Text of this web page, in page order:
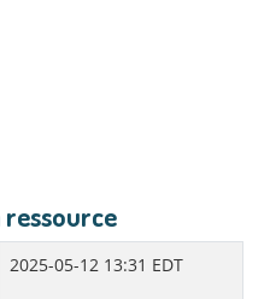
ressource
2025-05-12 13:31 EDT